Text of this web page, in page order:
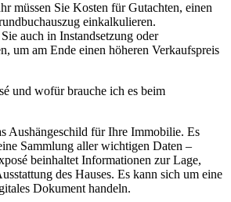
müssen Sie Kosten für Gutachten, einen
einkalkulieren.
auch in Instandsetzung oder
um am Ende einen höheren Verkaufspreis
und wofür brauche ich es beim
Aushängeschild für Ihre Immobilie. Es
Sammlung aller wichtigen Daten –
beinhaltet Informationen zur Lage,
des Hauses. Es kann sich um eine
Dokument handeln.